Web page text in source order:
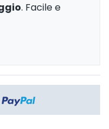
. Facile e